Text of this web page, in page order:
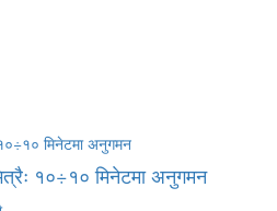
१०÷१० मिनेटमा अनुगमन